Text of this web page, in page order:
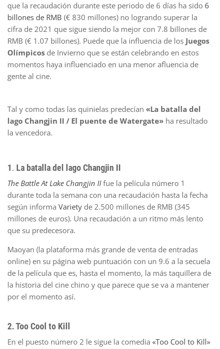
que la recaudación durante este periodo de 6 días ha sido 6
billones de RMB (€ 830 millones) no logrando superar la
cifra de 2021 que sigue siendo la mejor con 7.8 billones de
RMB (€ 1.07 billones). Puede que la influencia de los Juegos
Olímpicos de Invierno que se están celebrando en estos
momentos haya influenciado en una menor afluencia de
gente al cine.
Tal y como todas las quinielas predecían «La batalla del
lago Changjin II / El puente de Watergate» ha resultado
la vencedora.
1. La batalla del lago Changjin II
The Battle At Lake Changjin II fue la película número 1
durante toda la semana con una recaudación hasta la fecha
según informa Variety de 2.500 millones de RMB (345
millones de euros). Una recaudación a un ritmo más lento
que su predecesora.
Maoyan (la plataforma más grande de venta de entradas
online) en su página web puntuación con un 9.6 a la secuela
de la película que es, hasta el momento, la más taquillera de
la historia del cine chino y que parece que se va a mantener
por el momento así.
2. Too Cool to Kill
En el puesto número 2 le sigue la comedia «Too Cool to Kill»